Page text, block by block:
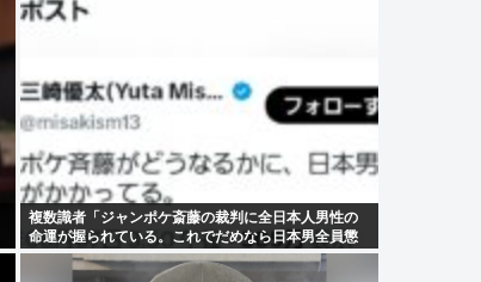
複数識者「ジャンポケ斎藤の裁判に全日本人男性の
命運が握られている。これでだめなら日本男全員懲
役7年だ」